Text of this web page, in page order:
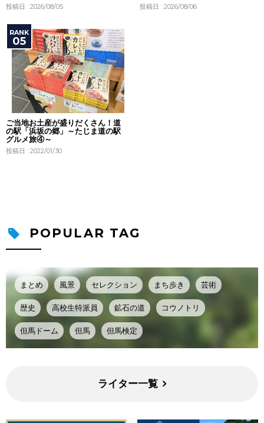
投稿日 : 2026/08/05 投稿日 : 2026/08/06
ご当地お土産が盛りだくさん！道
の駅「浜坂の郷」～たじま道の駅
グルメ旅④～
投稿日 : 2022/01/30
POPULAR TAG
まとめ 風景 セレクション まち歩き 芸術
歴史 高校生特派員 鉱石の道 コウノトリ
但馬ドーム 但馬 但馬検定
ライター一覧